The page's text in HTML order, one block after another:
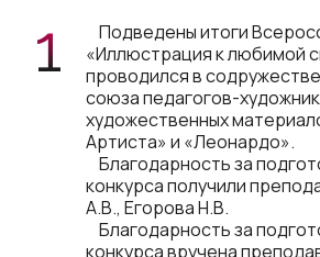
Подведены итоги
«Иллюстрация к любимой
проводился в
союза педагогов-
художественных
Артиста» и «Леонардо».
Благодарность за
конкурса получили
А.В., Егорова Н.В.
Благодарность за
конкурса вручена